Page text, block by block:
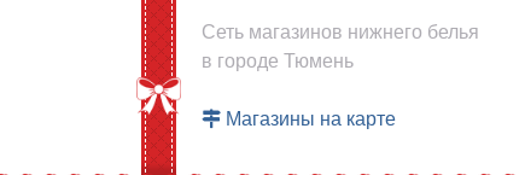
Сеть магазинов нижнего белья
в городе Тюмень
Магазины на карте